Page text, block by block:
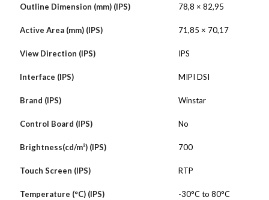
Outline Dimension (mm) (IPS) 78,8 × 82,95
Active Area (mm) (IPS) 71,85 × 70,17
View Direction (IPS) IPS
Interface (IPS) MIPI DSI
Brand (IPS) Winstar
Control Board (IPS) No
Brightness(cd/m²) (IPS) 700
Touch Screen (IPS) RTP
Temperature (°C) (IPS) -30°C to 80°C